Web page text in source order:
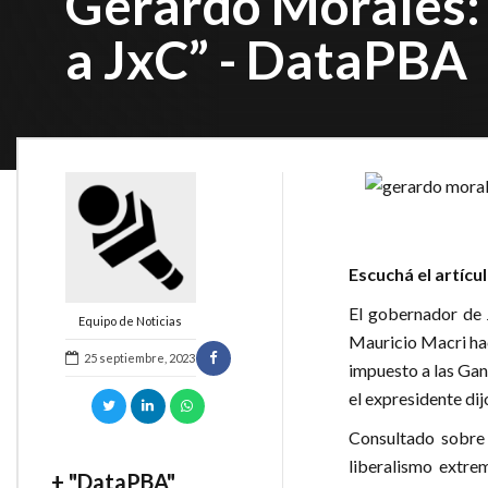
a JxC” - DataPBA
Equipo de Noticias
25 septiembre, 2023
+ "DataPBA"
Escuchá el
El gobernador
Mauricio Macri
impuesto a las
el expresidente
Consultado
liberalismo